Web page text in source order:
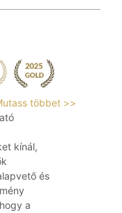
többet >>
kínál,
és
a